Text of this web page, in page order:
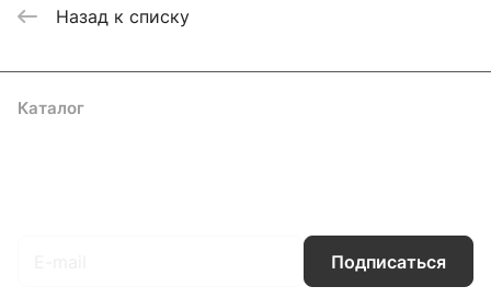
Назад к списку
Каталог
Подписаться